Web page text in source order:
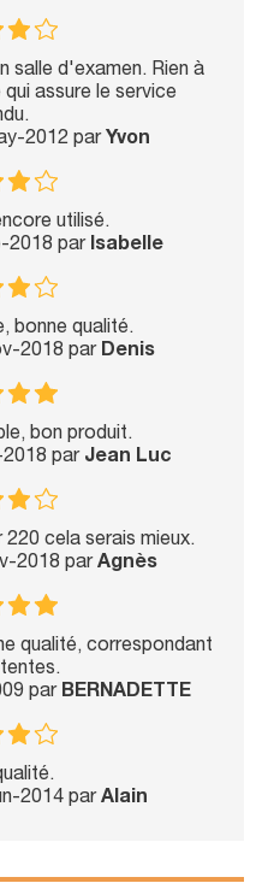
salle d'examen. Rien à
assure le service
2012 par Yvon
utilisé.
2018 par Isabelle
bonne qualité.
2018 par Denis
bon produit.
par Jean Luc
220 cela serais mieux.
2018 parAgnès
qualité, correspondant
par BERNADETTE
2014 parAlain